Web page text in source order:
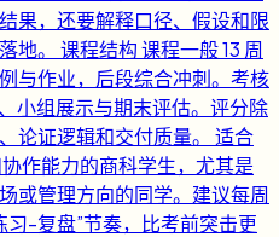
果，还要解释口径、假设和限
地。 课程结构 课程一般 13 周
与作业，后段综合冲刺。考核
小组展示与期末评估。评分除
论证逻辑和交付质量。 适合
作能力的商科学生，尤其是
或管理方向的同学。建议每周
-复盘”节奏，比考前突击更